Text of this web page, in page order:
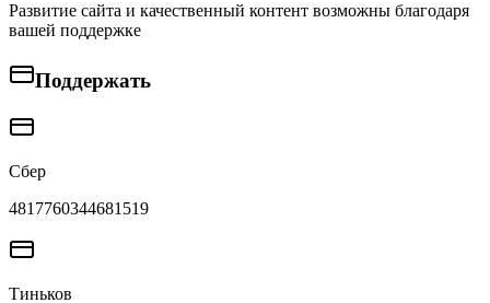
Развитие сайта и качественный контент возможны благодаря
вашей поддержке
Поддержать
Сбер
4817760344681519
Тиньков